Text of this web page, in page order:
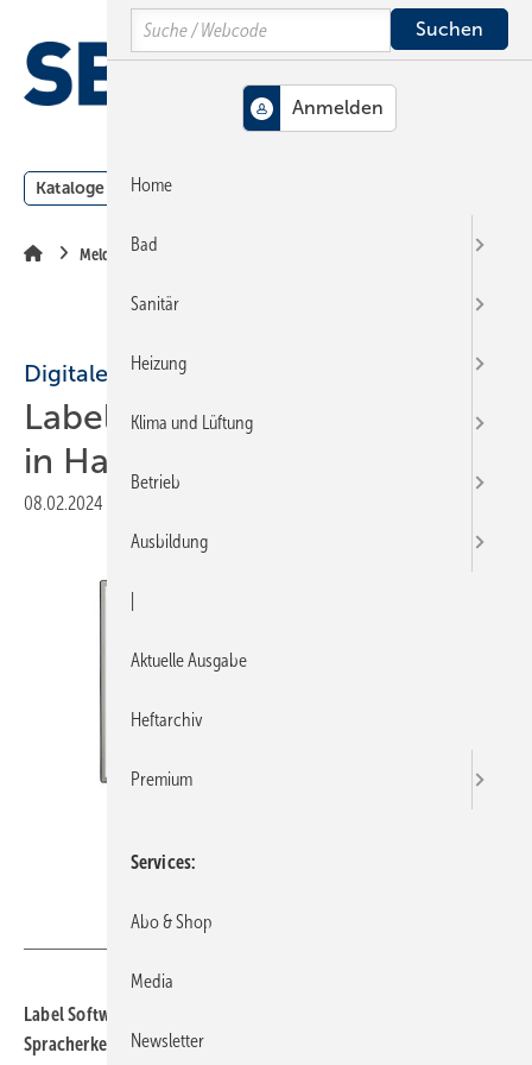
Hauptinhalt
Hauptmenü
SiteSearch
Kataloge Meldungen
Meldungen
Digitale Tools
Label Software integriert KI
in Handwerkersoftware
08.02.2024
Label Software integriert Künstliche Intelligenz zur Text- und
Spracherkennung in seine Lösungen Labelwin und Label Mobile.
Search
Home
Bad
Sanitär
Heizung
Klima und Lüftung
Betrieb
Ausbildung
Aktuelle Ausgabe
Heftarchiv
Premium
Services
Abo & Shop
Media
Newsletter